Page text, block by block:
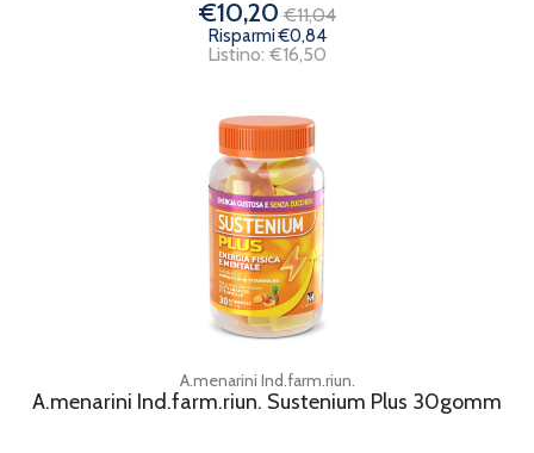
€10,20 €11,04
Risparmi €0,84
Listino: €16,50
A.menarini Ind.farm.riun.
A.menarini Ind.farm.riun. Sustenium Plus 30gomm